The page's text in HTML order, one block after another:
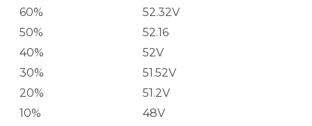
60%
52.32V
50%
52.16
40%
52V
30%
51.52V
20%
51.2V
10%
48V